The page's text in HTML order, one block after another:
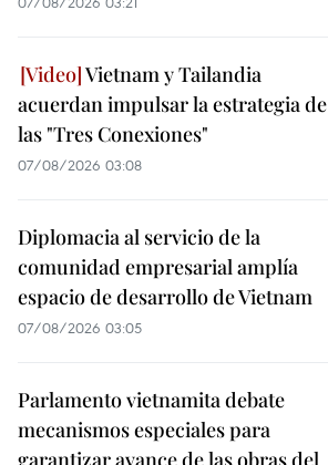
Vietnam y Tailandia
acuerdan impulsar la estrategia de
las "Tres Conexiones"
07/08/2026 03:08
Diplomacia al servicio de la
comunidad empresarial amplía
espacio de desarrollo de Vietnam
07/08/2026 03:05
Parlamento vietnamita debate
mecanismos especiales para
garantizar avance de las obras del